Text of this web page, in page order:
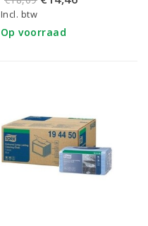
(75 stuks)
Incl. btw
Op voorraad